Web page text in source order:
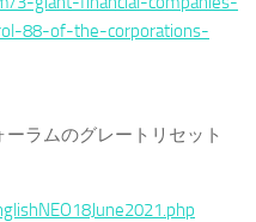
88-of-the-corporations-
ラムのグレートリセット